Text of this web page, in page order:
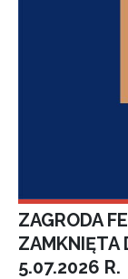
ZAGRODA
ZAMKNIĘTA
5.07.2026 R.